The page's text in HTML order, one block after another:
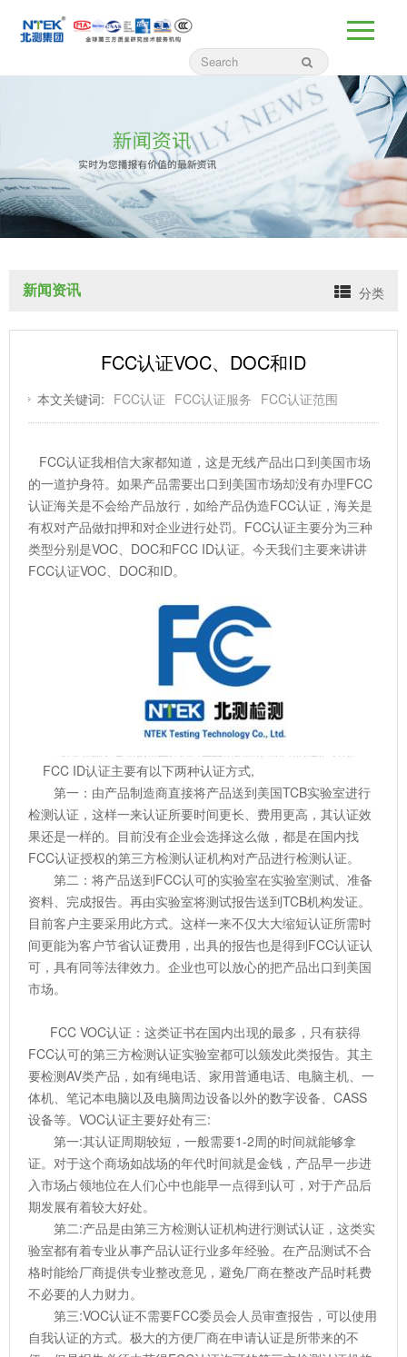
新闻资讯 分类
FCC认证VOC、DOC和ID
本文关键词: FCC认证 FCC认证服务 FCC认证范围
FCC认证我相信大家都知道，这是无线产品出口到美国市场
的一道护身符。如果产品需要出口到美国市场却没有办理FCC
认证海关是不会给产品放行，如给产品伪造FCC认证，海关是
有权对产品做扣押和对企业进行处罚。FCC认证主要分为三种
类型分别是VOC、DOC和FCC ID认证。今天我们主要来讲讲
FCC认证VOC、DOC和ID。
FCC ID认证主要有以下两种认证方式,
第一：由产品制造商直接将产品送到美国TCB实验室进行
检测认证，这样一来认证所要时间更长、费用更高，其认证效
果还是一样的。目前没有企业会选择这么做，都是在国内找
FCC认证授权的第三方检测认证机构对产品进行检测认证。
第二：将产品送到FCC认可的实验室在实验室测试、准备
资料、完成报告。再由实验室将测试报告送到TCB机构发证。
目前客户主要采用此方式。这样一来不仅大大缩短认证所需时
间更能为客户节省认证费用，出具的报告也是得到FCC认证认
可，具有同等法律效力。企业也可以放心的把产品出口到美国
市场。
FCC VOC认证：这类证书在国内出现的最多，只有获得
FCC认可的第三方检测认证实验室都可以颁发此类报告。其主
要检测AV类产品，如有绳电话、家用普通电话、电脑主机、一
体机、笔记本电脑以及电脑周边设备以外的数字设备、CASS
设备等。VOC认证主要好处有三:
第一:其认证周期较短，一般需要1-2周的时间就能够拿
证。对于这个商场如战场的年代时间就是金钱，产品早一步进
入市场占领地位在人们心中也能早一点得到认可，对于产品后
期发展有着较大好处。
第二:产品是由第三方检测认证机构进行测试认证，这类实
验室都有着专业从事产品认证行业多年经验。在产品测试不合
格时能给厂商提供专业整改意见，避免厂商在整改产品时耗费
不必要的人力财力。
第三:VOC认证不需要FCC委员会人员审查报告，可以使用
自我认证的方式。极大的方便厂商在申请认证是所带来的不